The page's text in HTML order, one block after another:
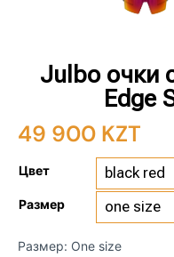
Julbo очки
Edge
49 900 KZT
Цвет
Размер
Размер: One size